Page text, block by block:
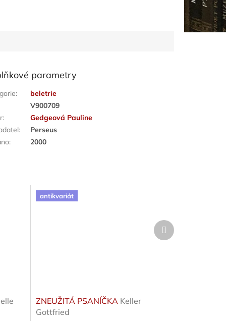
parametry
:
beletrie
V900709
:
Gedgeová Pauline
:
Perseus
: 2000
antikvariát
ZNEUŽITÁ PSANÍČKA Keller
Gottfried
Další
produkt